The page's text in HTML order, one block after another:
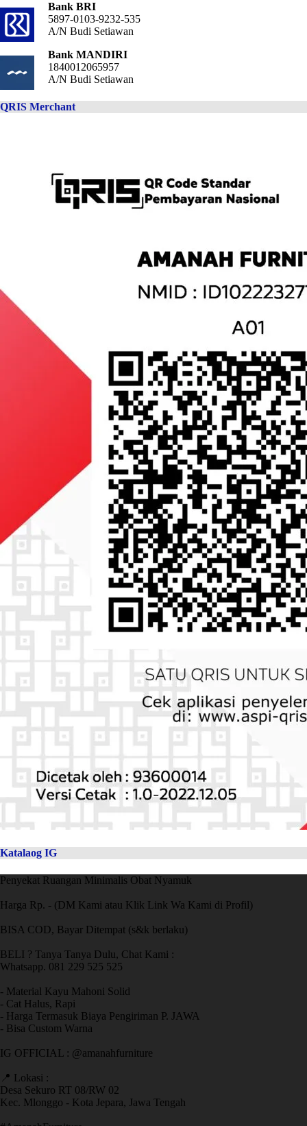
Bank BRI
5897-0103-9232-535
A/N Budi Setiawan
Bank MANDIRI
1840012065957
A/N Budi Setiawan
QRIS Merchant
Katalaog IG
Penyekat Ruangan Minimalis Obat Nyamuk
Harga Rp. - (DM Kami atau Klik Link Wa Kami di Profil)
BISA COD, Bayar Ditempat (s&k berlaku)
BELI ? Tanya Tanya Dulu, Chat Kami :
Whatsapp. 081 229 525 525
- Material Kayu Mahoni Solid
- Cat Halus, Rapi
- Harga Termasuk Biaya Pengiriman P. JAWA
- Bisa Custom Warna
IG OFFICIAL : @amanahfurniture
📍 Lokasi :
Desa Sekuro RT 08/RW 02
Kec. Mlonggo - Kota Jepara, Jawa Tengah